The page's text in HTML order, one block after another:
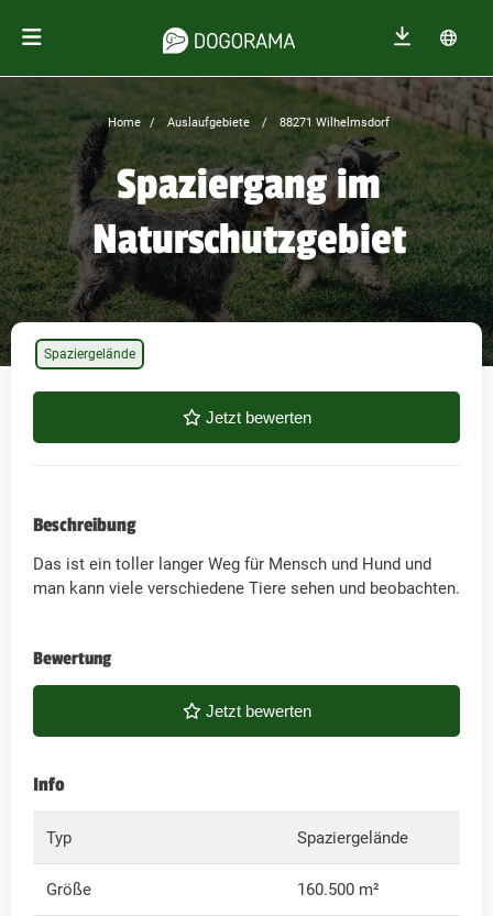
Home Auslaufgebiete 88271 Wilhelmsdorf
Spaziergang im
Naturschutzgebiet
Jetzt bewerten
Spaziergelände
Beschreibung
Das ist ein toller langer Weg für Mensch und Hund und
man kann viele verschiedene Tiere sehen und beobachten.
Bewertung
Jetzt bewerten
Info
Typ Spaziergelände
Größe 160.500 m²